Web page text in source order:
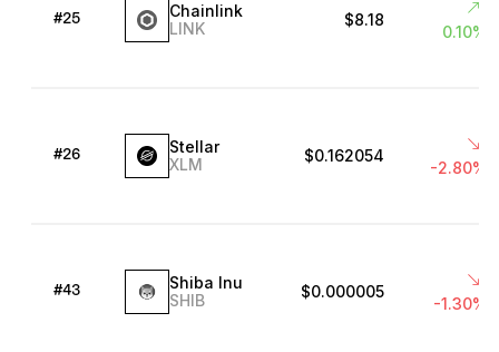
#25
Chainlink
LINK
$8.18
0.10%
#26
Stellar
XLM
$0.162054
-2.80%
#43
Shiba Inu
SHIB
$0.000005
-1.30%